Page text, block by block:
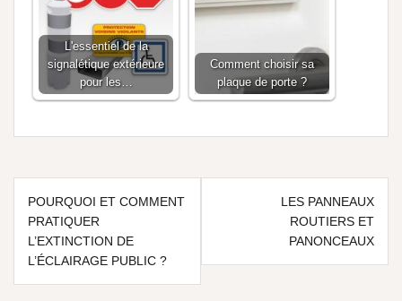
L'essentiel de la
signalétique extérieure
pour les…
Comment choisir sa
plaque de porte ?
POURQUOI ET COMMENT
PRATIQUER
L’EXTINCTION DE
L’ÉCLAIRAGE PUBLIC ?
LES PANNEAUX
ROUTIERS ET
PANONCEAUX